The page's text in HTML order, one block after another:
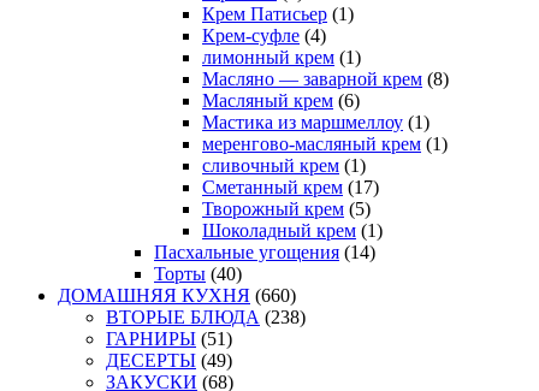
Крем Патисьер (1)
Крем-суфле (4)
лимонный крем (1)
Масляно — заварной крем (8)
Масляный крем (6)
Мастика из маршмеллоу (1)
меренгово-масляный крем (1)
сливочный крем (1)
Сметанный крем (17)
Творожный крем (5)
Шоколадный крем (1)
Пасхальные угощения (14)
Торты (40)
ДОМАШНЯЯ КУХНЯ (660)
ВТОРЫЕ БЛЮДА (238)
ГАРНИРЫ (51)
ДЕСЕРТЫ (49)
ЗАКУСКИ (68)